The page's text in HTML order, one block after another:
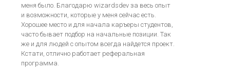
меня было. Благодарю wizardsdev за весь опыт
и возможности, которые у меня сейчас есть.
Хорошее место и для начала каръеры студентов,
часто бывает подбор на начальные позиции. Так
же и для людей с опытом всегда найдется проект.
Кстати, отлично работает реферальная
программа.